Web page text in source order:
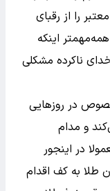
را از رقبای
اینکه
ناکرده مشکلی
در روز‌هایی
و مدام
در اینجور
طلا به کف اقدام